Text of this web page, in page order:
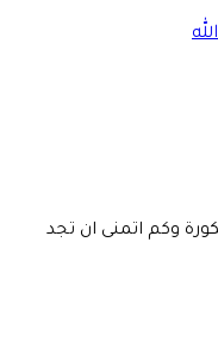
وكم اتمنى ان تجد